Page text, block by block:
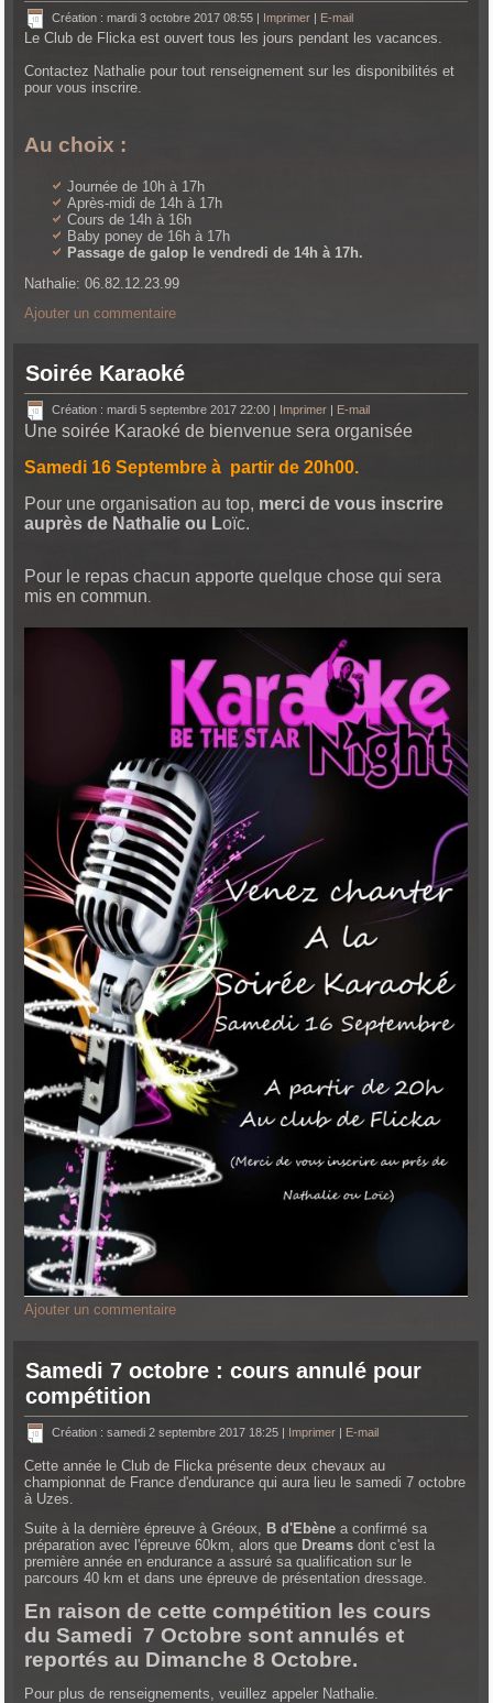
Création : mardi 3 octobre 2017 08:55 | Imprimer | E-mail
Le Club de Flicka est ouvert tous les jours pendant les vacances.
Contactez Nathalie pour tout renseignement sur les disponibilités et
pour vous inscrire.
Au choix :
Journée de 10h à 17h
Après-midi de 14h à 17h
Cours de 14h à 16h
Baby poney de 16h à 17h
Passage de galop le vendredi de 14h à 17h.
Nathalie: 06.82.12.23.99
Ajouter un commentaire
Soirée Karaoké
Création : mardi 5 septembre 2017 22:00 | Imprimer | E-mail
Une soirée Karaoké de bienvenue sera organisée
Samedi 16 Septembre à partir de 20h00.
Pour une organisation au top, merci de vous inscrire
auprès de Nathalie ou Loïc.
Pour le repas chacun apporte quelque chose qui sera
mis en commun
Ajouter un commentaire
Samedi 7 octobre : cours annulé pour
compétition
Création : samedi 2 septembre 2017 18:25 | Imprimer | E-mail
Cette année le Club de Flicka présente deux chevaux au
championnat de France d'endurance qui aura lieu le samedi 7 octobre
à Uzes.
Suite à la dernière épreuve à Gréoux, B d'Ebène a confirmé sa
préparation avec l'épreuve 60km, alors que Dreams dont c'est la
première année en endurance a assuré sa qualification sur le
parcours 40 km et dans une épreuve de présentation dressage.
En raison de cette compétition les cours
du Samedi 7 Octobre sont annulés et
reportés au Dimanche 8 Octobre.
Pour plus de renseignements, veuillez appeler Nathalie.